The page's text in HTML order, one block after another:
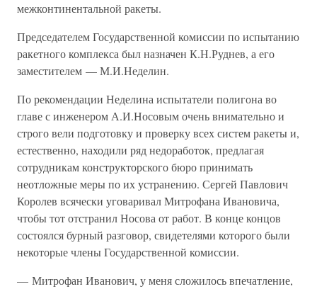
межконтинентальной ракеты.
Председателем Государственной комиссии по испытанию
ракетного комплекса был назначен К.Н.Руднев, а его
заместителем — М.И.Неделин.
По рекомендации Неделина испытатели полигона во
главе с инженером А.И.Носовым очень внимательно и
строго вели подготовку и проверку всех систем ракеты и,
естественно, находили ряд недоработок, предлагая
сотрудникам конструкторского бюро принимать
неотложные меры по их устранению. Сергей Павлович
Королев всячески уговаривал Митрофана Ивановича,
чтобы тот отстранил Носова от работ. В конце концов
состоялся бурный разговор, свидетелями которого были
некоторые члены Государственной комиссии.
— Митрофан Иванович, у меня сложилось впечатление,